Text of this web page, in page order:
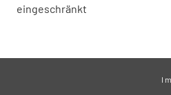
eingeschränkt